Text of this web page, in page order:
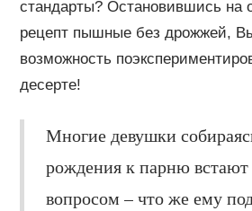
стандарты? Остановившись на
рецепт пышные без дрожжей,
возможность
десерте!
Многие девушки
рождения к парню встают
вопросом – что же ему